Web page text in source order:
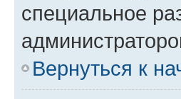
специальное
Вернуться к